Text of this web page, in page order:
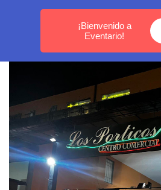
MEDELLÍN - BOGOTÁ -
¡Bienvenido a
Eventario!